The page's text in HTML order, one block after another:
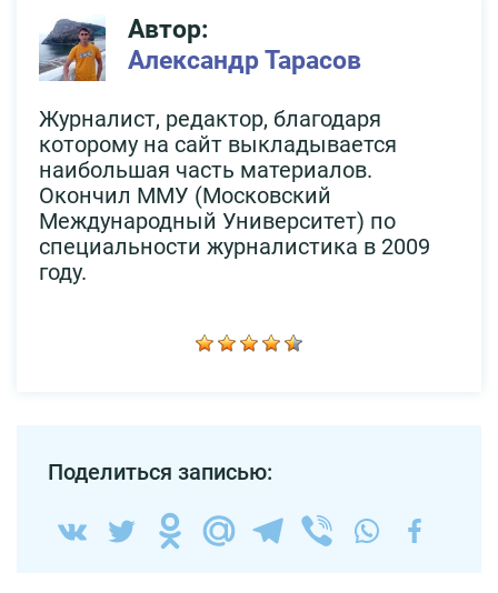
Автор:
Александр Тарасов
Журналист, редактор, благодаря
которому на сайт выкладывается
наибольшая часть материалов.
Окончил ММУ (Московский
Международный Университет) по
специальности журналистика в 2009
году.
Поделиться записью: